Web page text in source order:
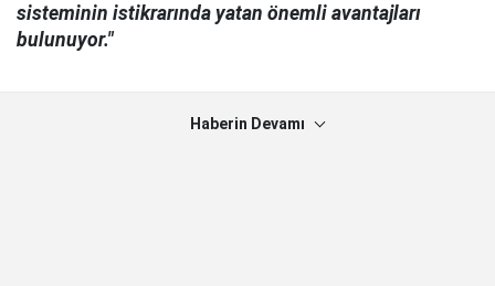
sisteminin istikrarında yatan önemli avantajları
bulunuyor."
Haberin Devamı